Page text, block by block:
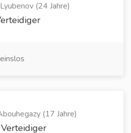
(24 Jahre)
(17 Jahre)